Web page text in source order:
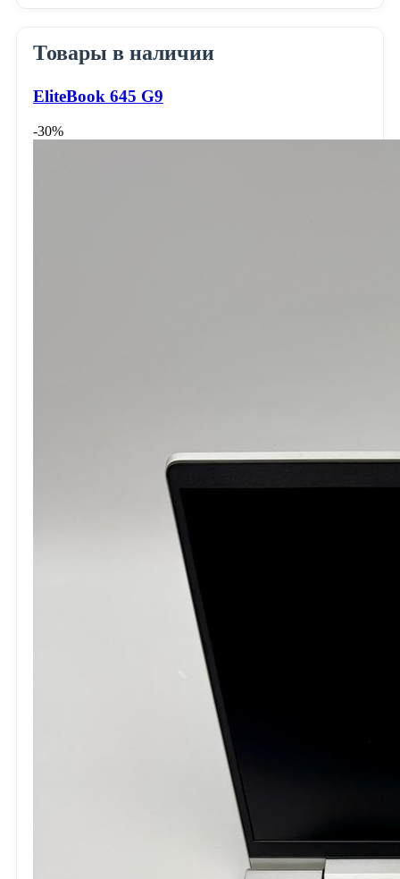
Товары в наличии
EliteBook 645 G9
-30%